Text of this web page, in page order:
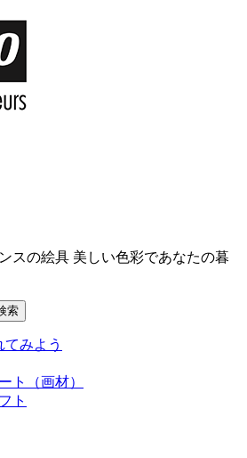
スの絵具 美しい色彩であなたの暮
索
てみよう
ト（画材）
ト